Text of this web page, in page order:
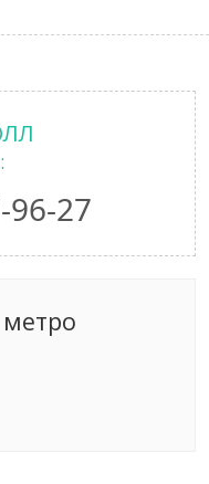
96-27